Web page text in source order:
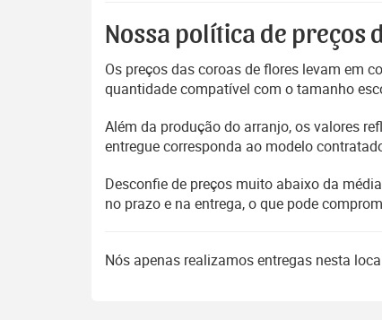
Nossa política de preços
Os preços das coroas de flores levam em
quantidade compatível com o tamanho
Além da produção do arranjo, os valores
entregue corresponda ao modelo
Desconfie de preços muito abaixo da
no prazo e na entrega, o que pode
Nós apenas realizamos entregas nesta